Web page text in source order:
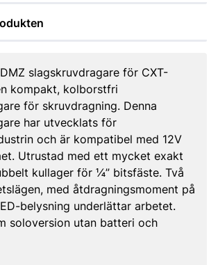
slagskruvdragare för CXT-
kompakt, kolborstfri
för skruvdragning. Denna
har utvecklats för
och är kompatibel med 12V
Utrustad med ett mycket exakt
kullager för ¼” bitsfäste. Två
med åtdragningsmoment på
belysning underlättar arbetet.
soloversion utan batteri och